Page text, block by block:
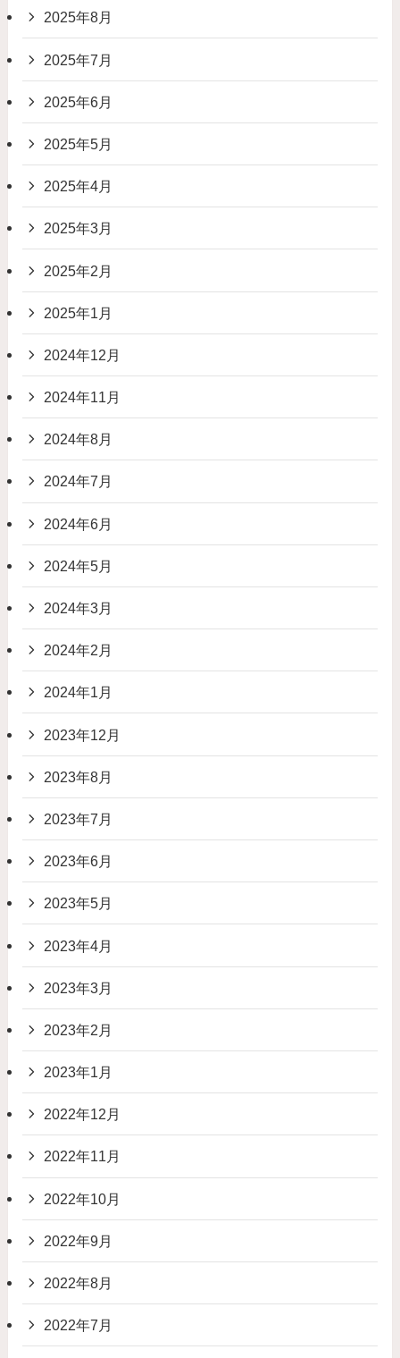
2025年8月
2025年7月
2025年6月
2025年5月
2025年4月
2025年3月
2025年2月
2025年1月
2024年12月
2024年11月
2024年8月
2024年7月
2024年6月
2024年5月
2024年3月
2024年2月
2024年1月
2023年12月
2023年8月
2023年7月
2023年6月
2023年5月
2023年4月
2023年3月
2023年2月
2023年1月
2022年12月
2022年11月
2022年10月
2022年9月
2022年8月
2022年7月